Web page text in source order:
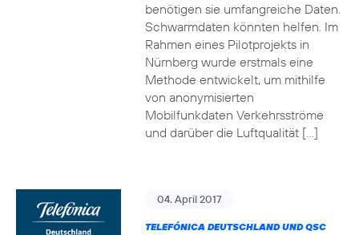
benötigen sie umfangreiche Daten.
Schwarmdaten könnten helfen. Im
Rahmen eines Pilotprojekts in
Nürnberg wurde erstmals eine
Methode entwickelt, um mithilfe
von anonymisierten
Mobilfunkdaten Verkehrsströme
und darüber die Luftqualität […]
04. April 2017
TELEFÓNICA DEUTSCHLAND UND QSC